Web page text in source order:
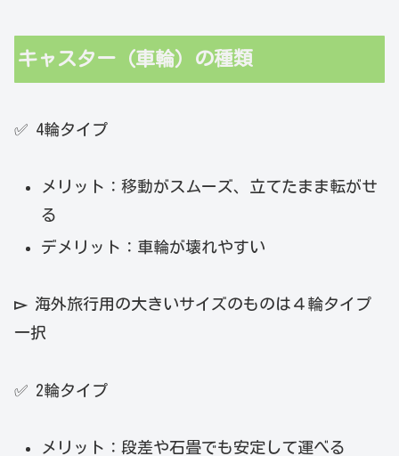
キャスター（車輪）の種類
✅ 4輪タイプ
メリット：移動がスムーズ、立てたまま転がせ
る
デメリット：車輪が壊れやすい
▻海外旅行用の大きいサイズのものは４輪タイプ
一択
✅ 2輪タイプ
メリット：段差や石畳でも安定して運べる